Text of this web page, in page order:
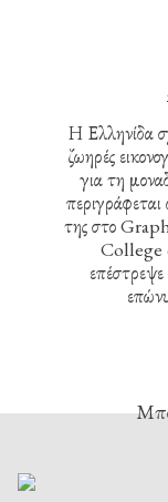
Η Ελληνίδα
ζωηρές
για τη
της στο
College